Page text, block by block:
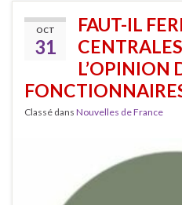
OCT
31
FAUT-IL
L’OPINION
Classé dans Nouvelles de France